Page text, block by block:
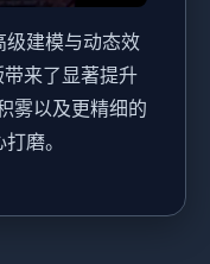
级建模与动态效
来了显著提升
雾以及更精细的
磨。